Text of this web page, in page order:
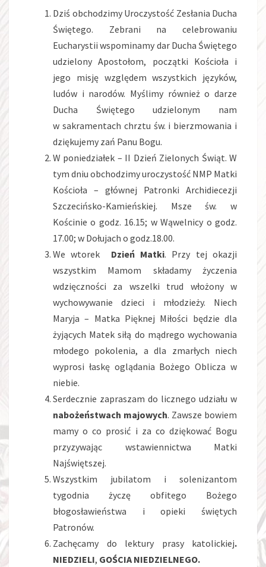
Dziś obchodzimy Uroczystość Zesłania Ducha
Świętego. Zebrani na celebrowaniu
Eucharystii wspominamy dar Ducha Świętego
udzielony Apostołom, początki Kościoła i
jego misję względem wszystkich języków,
ludów i narodów. Myślimy również o darze
Ducha Świętego udzielonym nam
w sakramentach chrztu św. i bierzmowania i
dziękujemy zań Panu Bogu.
W poniedziałek – II Dzień Zielonych Świąt. W
tym dniu obchodzimy uroczystość NMP Matki
Kościoła – głównej Patronki Archidiecezji
Szczecińsko-Kamieńskiej. Msze św. w
Kościnie o godz. 16.15; w Wąwelnicy o godz.
17.00; w Dołujach o godz.18.00.
We wtorek Dzień Matki. Przy tej okazji
wszystkim Mamom składamy życzenia
wdzięczności za wszelki trud włożony w
wychowywanie dzieci i młodzieży. Niech
Maryja – Matka Pięknej Miłości będzie dla
żyjących Matek siłą do mądrego wychowania
młodego pokolenia, a dla zmarłych niech
wyprosi łaskę oglądania Bożego Oblicza w
niebie.
Serdecznie zapraszam do licznego udziału w
nabożeństwach majowych. Zawsze bowiem
mamy o co prosić i za co dziękować Bogu
przyzywając wstawiennictwa Matki
Najświętszej.
Wszystkim jubilatom i solenizantom
tygodnia życzę obfitego Bożego
błogosławieństwa i opieki świętych
Patronów.
Zachęcamy do lektury prasy katolickiej.
NIEDZIELI, GOŚCIA NIEDZIELNEGO.